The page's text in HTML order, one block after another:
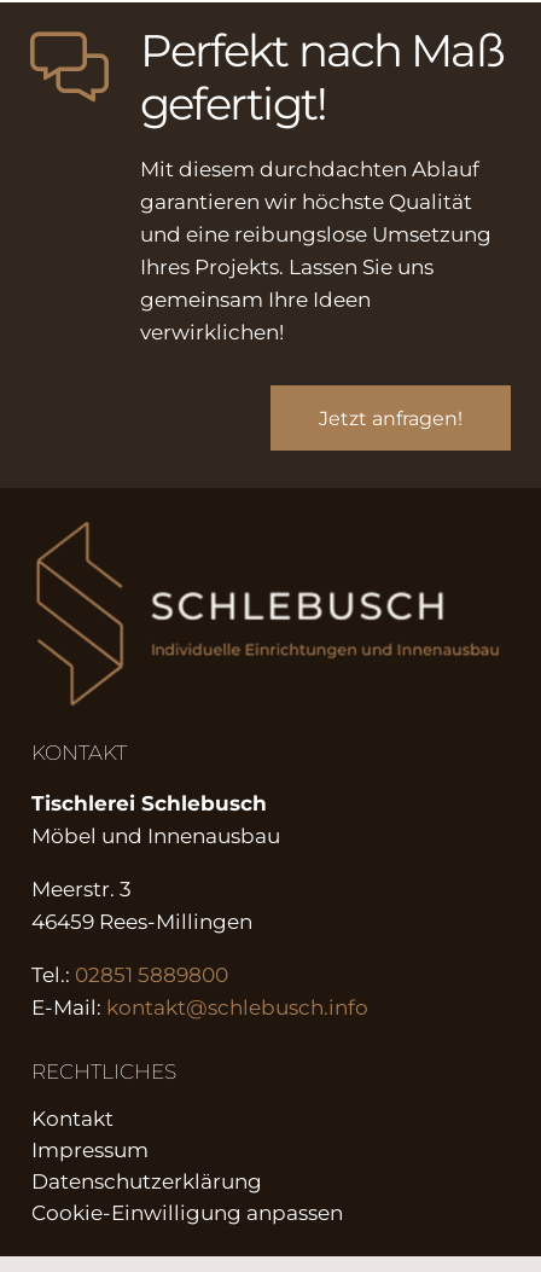
Perfekt nach Maß
gefertigt!
Mit diesem durchdachten Ablauf
garantieren wir höchste Qualität
und eine reibungslose Umsetzung
Ihres Projekts. Lassen Sie uns
gemeinsam Ihre Ideen
verwirklichen!
Jetzt anfragen!
KONTAKT
Tischlerei Schlebusch
Möbel und Innenausbau
Meerstr. 3
46459 Rees-Millingen
Tel.: 02851 5889800
E-Mail: kontakt@schlebusch.info
RECHTLICHES
Kontakt
Impressum
Datenschutzerklärung
Cookie-Einwilligung anpassen